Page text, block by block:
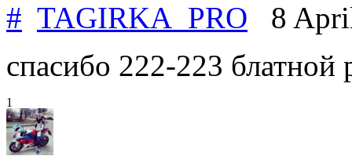
# TAGIRKA_PRO 8
спасибо 222-223 блатной
1